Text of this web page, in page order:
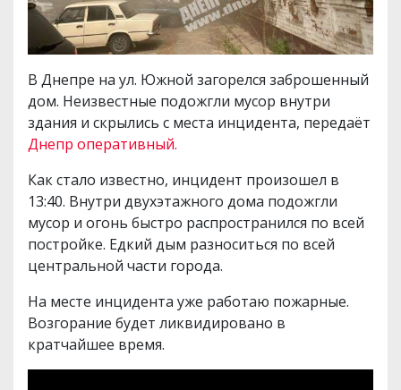
В Днепре на ул. Южной загорелся заброшенный
дом. Неизвестные подожгли мусор внутри
здания и скрылись с места инцидента, передаёт
Днепр оперативный.
Как стало известно, инцидент произошел в
13:40. Внутри двухэтажного дома подожгли
мусор и огонь быстро распространился по всей
постройке. Едкий дым разноситься по всей
центральной части города.
На месте инцидента уже работаю пожарные.
Возгорание будет ликвидировано в
кратчайшее время.